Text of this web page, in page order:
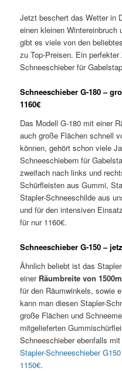
Jetzt beschert das Wetter in
einen kleinen
gibt es viele von den
zu Top-Preisen. Ein
Schneeschieber für
Schneeschieber G-180 –
1160€
Das Modell G-180 mit einer
auch große Flächen schnell
können, gehört schon viele
Schneeschiebern für
zweifach nach links und
Schürfleisten aus Gummi,
Stapler-Schneeschilde aus
und für den intensiven
für nur 1160€.
Schneeschieber G-150 –
Ähnlich beliebt ist das
einer Räumbreite von
für den Räumwinkels, sowie
kann man diesen Stapler-
große Flächen und
mitgelieferten
Schneeschieber ebenfalls
Stapler-Schneeschieber
1150€.